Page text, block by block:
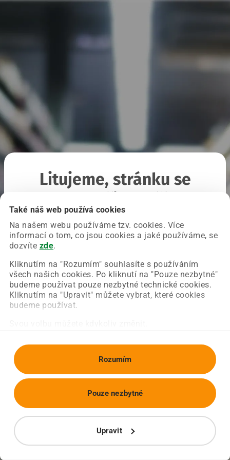
Také náš web používá cookies
Na našem webu používáme tzv. cookies. Více
informací o tom, co jsou cookies a jaké používáme, se
dozvíte zde.
Kliknutím na "Rozumím" souhlasíte s používáním
všech našich cookies. Po kliknutí na "Pouze nezbytné"
budeme používat pouze nezbytné technické cookies.
Kliknutím na "Upravit" můžete vybrat, které cookies
budeme používat.
Rozumím
Upravit
Pouze nezbytné
Litujeme, stránku se
Chyba nastala na naší straně a už ji opravujeme.
Zkuste prosím znovu načíst požadovanou stránku.
Obnovit stránku Úvodní strana